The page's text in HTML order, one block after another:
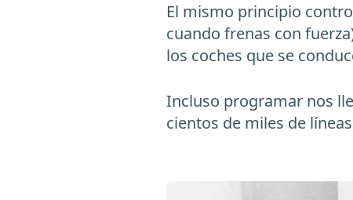
El mismo principio
cuando frenas con
los coches que se
Incluso programar nos
cientos de miles de